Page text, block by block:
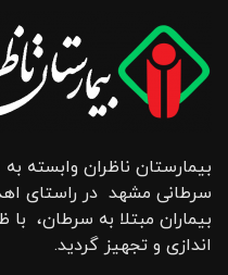
بیمارستان ناظران وابسته
سرطانی مشهد در راستای
اندازی و تجهیز گردید.